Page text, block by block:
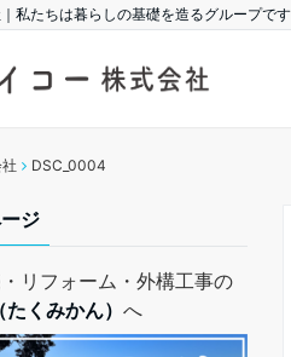
私たちは暮らしの基礎を造るグループです
DSC_0004
ジ
リフォーム・外構工事の
たくみかん） へ